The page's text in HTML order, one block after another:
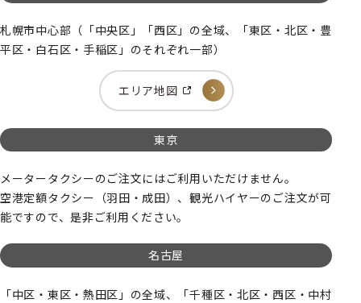
札幌市中心部（「中央区」「西区」の全域、「東区・北区・豊
平区・白石区・手稲区」のそれぞれ一部）
エリア地図
東京
メータータクシーのご注文にはご利用いただけません。
空港定額タクシー（羽田・成田）、観光ハイヤーのご注文が可
能ですので、是非ご利用ください。
名古屋
「中区・東区・熱田区」の全域、「千種区・北区・西区・中村